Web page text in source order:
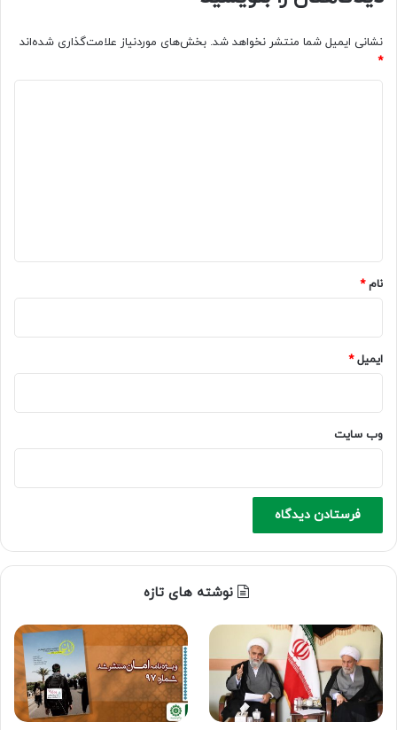
نشانی ایمیل شما منتشر نخواهد شد. بخش‌های موردنیاز علامت‌گذاری شده‌اند
*
نام*
ایمیل*
وب‌ سایت
نوشته های تازه